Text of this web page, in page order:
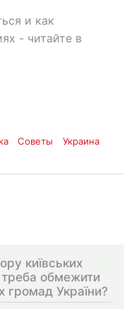
и как
- читайте в
Советы Украина
київських
треба обмежити
громад України?